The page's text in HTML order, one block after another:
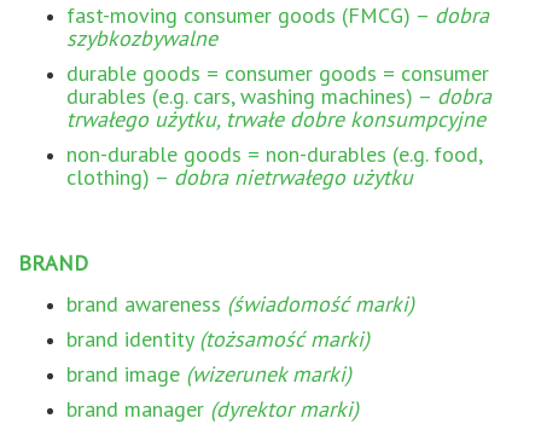
fast-moving consumer goods (FMCG) – dobra
szybkozbywalne
durable goods = consumer goods = consumer
durables (e.g. cars, washing machines) – dobra
trwałego użytku, trwałe dobre konsumpcyjne
non-durable goods = non-durables (e.g. food,
clothing) – dobra nietrwałego użytku
BRAND
brand awareness (świadomość marki)
brand identity (tożsamość marki)
brand image (wizerunek marki)
brand manager (dyrektor marki)